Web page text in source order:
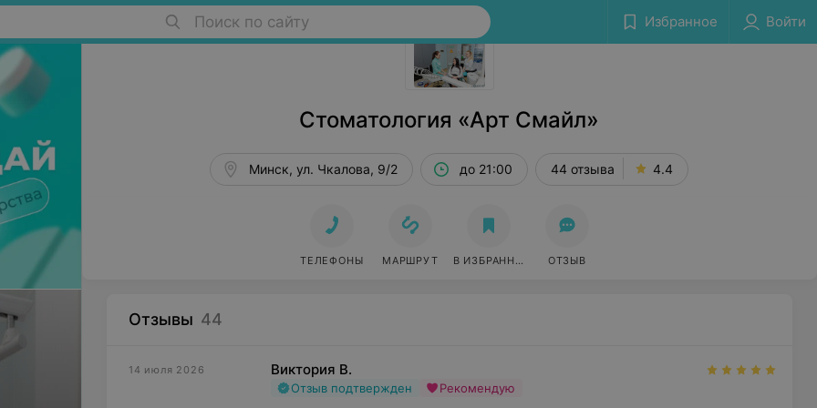
Поиск по сайту Избранное Войти
Стоматология в Минске Сообщить об ошибке
Стоматология «Арт Смайл»
Минск, ул. Чкалова, 9/2 до 21:00 44 отзыва 4.4
ТЕЛЕФОНЫ МАРШРУТ В ИЗБРАННОЕ ОТЗЫВ
Отзывы 44
14 июля 2026 Виктория В.
Отзыв подтвержден Рекомендую